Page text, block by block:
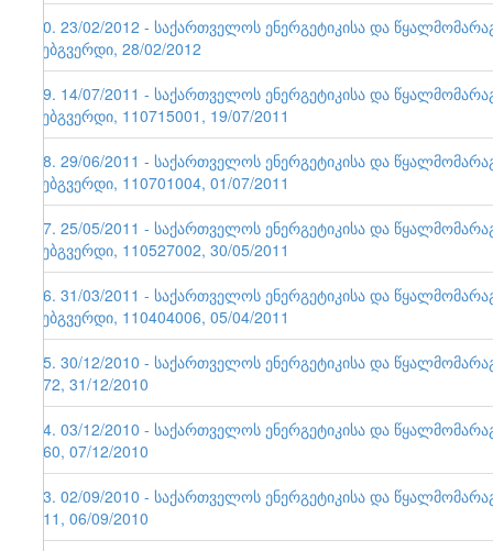
50. 23/02/2012 - საქართველოს ენერგეტიკისა და
ვებგვერდი, 28/02/2012
49. 14/07/2011 - საქართველოს ენერგეტიკისა და
ვებგვერდი, 110715001, 19/07/2011
48. 29/06/2011 - საქართველოს ენერგეტიკისა და
ვებგვერდი, 110701004, 01/07/2011
47. 25/05/2011 - საქართველოს ენერგეტიკისა და
ვებგვერდი, 110527002, 30/05/2011
46. 31/03/2011 - საქართველოს ენერგეტიკისა და
ვებგვერდი, 110404006, 05/04/2011
45. 30/12/2010 - საქართველოს ენერგეტიკისა და
172, 31/12/2010
44. 03/12/2010 - საქართველოს ენერგეტიკისა და
160, 07/12/2010
43. 02/09/2010 - საქართველოს ენერგეტიკისა და
111, 06/09/2010